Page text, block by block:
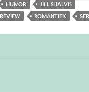
HUMOR
JILL SHALVIS
REVIEW ROMANTIEK